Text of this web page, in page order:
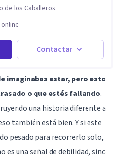
de los Caballeros
Contactar
imaginabas estar, pero esto
o que estés fallando.
una historia diferente a
también está bien. Y si este
pesado para recorrerlo solo,
es una señal de debilidad, sino